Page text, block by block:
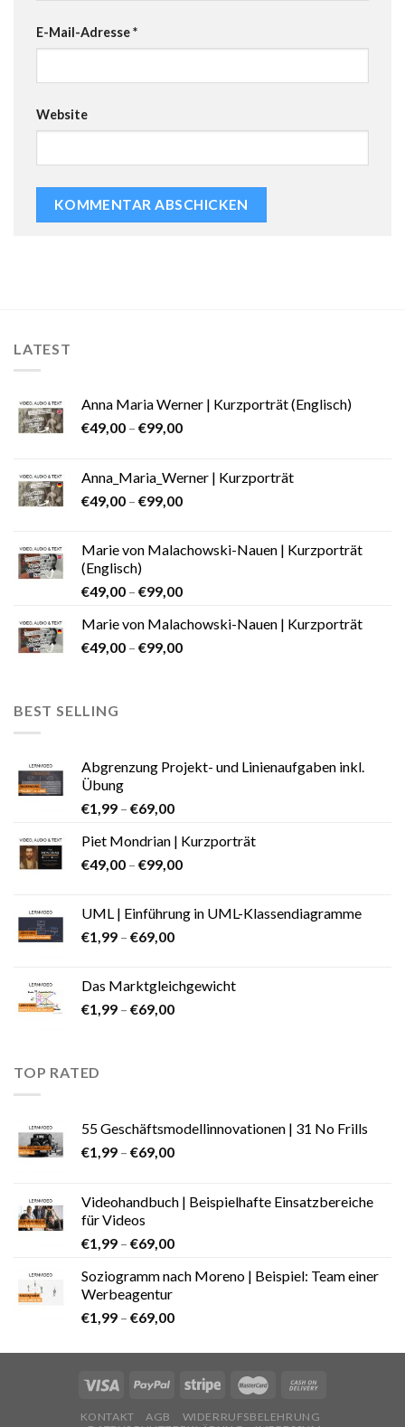
E-Mail-Adresse*
Website
LATEST
Anna Maria Werner | Kurzporträt (Englisch)
€49,00 – €99,00
Anna_Maria_Werner | Kurzporträt
€49,00 – €99,00
Marie von Malachowski-Nauen | Kurzporträt
(Englisch)
€49,00 – €99,00
Marie von Malachowski-Nauen | Kurzporträt
€49,00 – €99,00
BEST SELLING
Abgrenzung Projekt- und Linienaufgaben inkl.
Übung
€1,99 – €69,00
Piet Mondrian | Kurzporträt
€49,00 – €99,00
UML | Einführung in UML-Klassendiagramme
€1,99 – €69,00
Das Marktgleichgewicht
€1,99 – €69,00
TOP RATED
55 Geschäftsmodellinnovationen | 31 No Frills
€1,99 – €69,00
Videohandbuch | Beispielhafte Einsatzbereiche
für Videos
€1,99 – €69,00
Soziogramm nach Moreno | Beispiel: Team einer
Werbeagentur
€1,99 – €69,00
KONTAKT AGB
WIDERRUFSBELEHRUNG